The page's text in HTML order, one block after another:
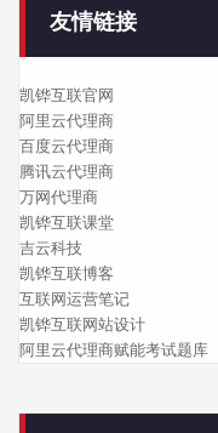
友情链接
凯铧互联官网
阿里云代理商
百度云代理商
腾讯云代理商
万网代理商
凯铧互联课堂
吉云科技
凯铧互联博客
互联网运营笔记
凯铧互联网站设计
阿里云代理商赋能考试题库